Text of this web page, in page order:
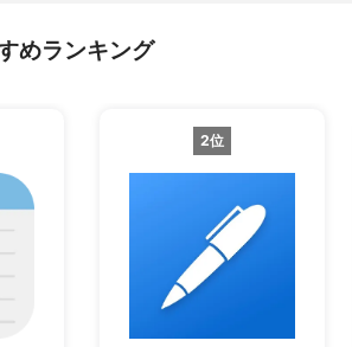
めランキング
2位